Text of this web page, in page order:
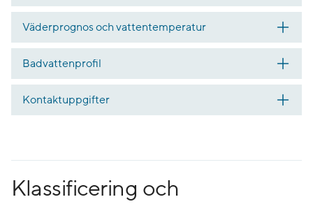
Väderprognos och vattentemperatur
Badvattenprofil
Kontaktuppgifter
Klassificering och